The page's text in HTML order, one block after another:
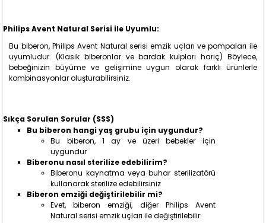
Philips Avent Natural Serisi ile Uyumlu:
Bu biberon, Philips Avent Natural serisi emzik uçları ve pompaları ile
uyumludur. (Klasik biberonlar ve bardak kulpları hariç) Böylece,
bebeğinizin büyüme ve gelişimine uygun olarak farklı ürünlerle
kombinasyonlar oluşturabilirsiniz.
Sıkça Sorulan Sorular (SSS)
Bu biberon hangi yaş grubu için uygundur?
Bu biberon, 1 ay ve üzeri bebekler için
uygundur
Biberonu nasıl sterilize edebilirim?
Biberonu kaynatma veya buhar sterilizatörü
kullanarak sterilize edebilirsiniz
Biberon emziği değiştirilebilir mi?
Evet, biberon emziği, diğer Philips Avent
Natural serisi emzik uçları ile değiştirilebilir.